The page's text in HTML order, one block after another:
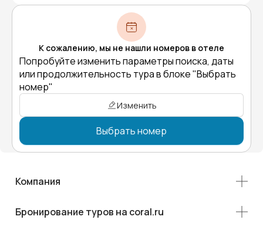
К сожалению, мы не нашли номеров в отеле
Попробуйте изменить параметры поиска, даты
или продолжительность тура в блоке "Выбрать
номер"
Изменить
Выбрать номер
Компания
Бронирование туров на coral.ru